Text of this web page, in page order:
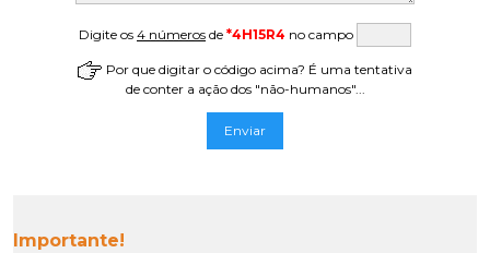
Digite os 4 números de *4H15R4 no campo
Por que digitar o código acima? É uma tentativa
de conter a ação dos "não-humanos"...
Importante!